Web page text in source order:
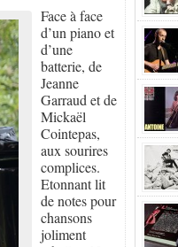
Face à face
d’un piano et
d’une
batterie, de
Jeanne
Garraud et de
Mickaël
Cointepas,
aux sourires
complices.
Etonnant lit
de notes pour
chansons
joliment